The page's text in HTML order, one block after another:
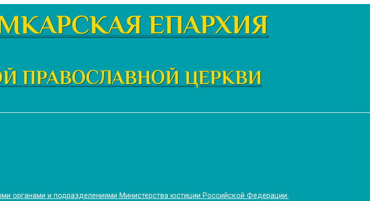
ЕПАРХИЯ
ПРАВОСЛАВНОЙ ЦЕРКВИ
органами и подразделениями Министерства юстиции Российской Федерации: